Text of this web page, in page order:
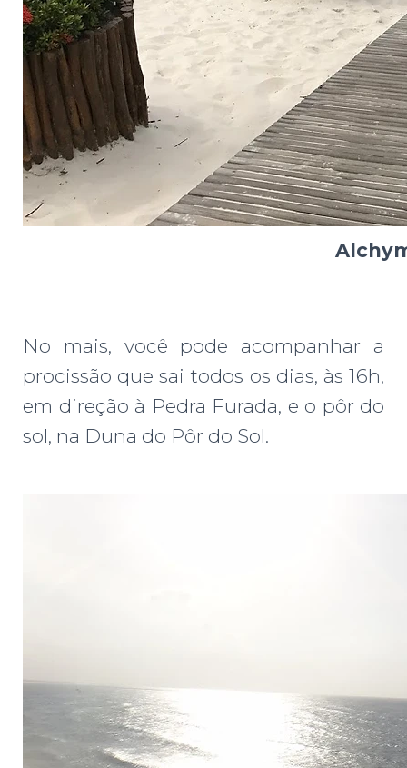
No mais, você pode acompanhar a
procissão que sai todos os dias, às 16h,
em direção à Pedra Furada, e o pôr do
sol, na Duna do Pôr do Sol.